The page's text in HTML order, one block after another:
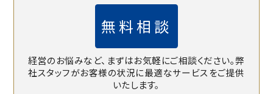
無料相談
経営のお悩みなど、まずはお気軽にご相談ください。弊
社スタッフがお客様の状況に最適なサービスをご提供
いたします。